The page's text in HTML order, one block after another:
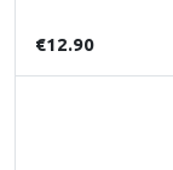
€12.90